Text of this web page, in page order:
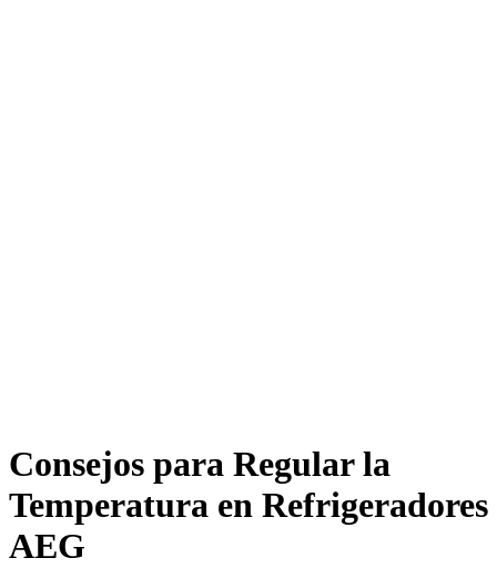
Consejos para Regular la
Temperatura en Refrigeradores
AEG